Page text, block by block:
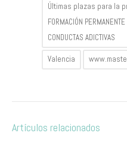
Últimas plazas para la
FORMACIÓN
CONDUCTAS ADICTIVAS
Valencia
Artículos relacionados